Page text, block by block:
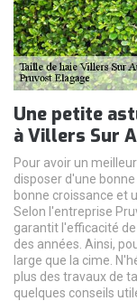
Une petite
à Villers Sur
Pour avoir un
disposer d'une
bonne croissance et
Selon l'entreprise
garantit l'efficacité
des années. Ainsi,
large que la cime.
plus des travaux de
quelques conseils